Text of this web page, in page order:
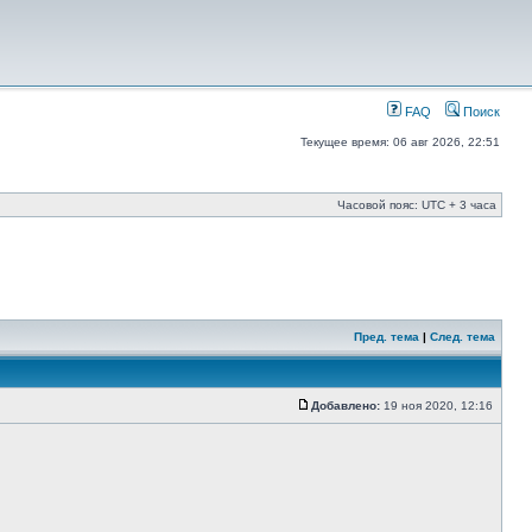
FAQ Поиск
Текущее время: 06 авг 2026, 22:51
Часовой пояс: UTC + 3 часа
Пред. тема | След. тема
Добавлено: 19 ноя 2020, 12:16